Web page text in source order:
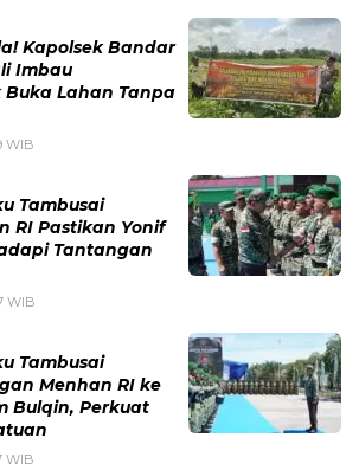
Kapolsek Bandar
Imbau
Lahan Tanpa
WIB
Tambusai
RI Pastikan Yonif
Tantangan
WIB
Tambusai
Menhan RI ke
Bulqin, Perkuat
WIB